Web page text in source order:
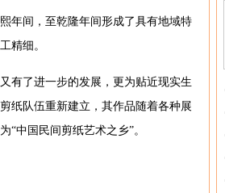
年间，至乾隆年间形成了具有地域特
精细。
有了进一步的发展，更为贴近现实生
纸队伍重新建立，其作品随着各种展
“中国民间剪纸艺术之乡”。